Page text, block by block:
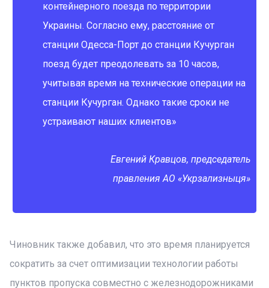
контейнерного поезда по территории
Украины. Согласно ему, расстояние от
станции Одесса-Порт до станции Кучурган
поезд будет преодолевать за 10 часов,
учитывая время на технические операции на
станции Кучурган. Однако такие сроки не
устраивают наших клиентов»
Евгений Кравцов, председатель
правления АО «Укрзализныця»
Чиновник также добавил, что это время планируется
сократить за счет оптимизации технологии работы
пунктов пропуска совместно с железнодорожниками